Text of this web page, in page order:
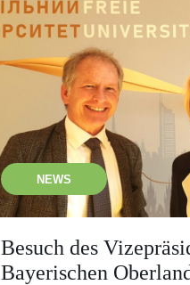
NEWS
Besuch des
Bayerischen